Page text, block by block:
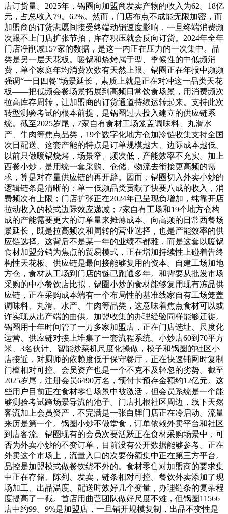
店订货量。2025年，锅圈向加盟商发卖产物的收入为62。18亿
元，占总收入79。62%。然而，门店布点不成能无限加密，而
加盟商的订货志愿间接受终端动销速度影响，一旦终端消费频
次跟不上门店扩张节拍，库存积压就会反向订货。2024年全年
门店净削减157家的数据，是这一内正在压力的一次集中。品
类是另一层天花板。暖锅和烧烤属于型、季候性的中低频消
费，单个家庭年均消费次数有天然上限。锅圈正在年报中频频
强调“一日四餐”场景延长，素质上就是正在对冲这一品类天花
板——把低频会餐场景拓展到高频日常饮食场景，用消费频次
拉高库存周转，让加盟商的订货通道持续运转起来。支持此次
转型测验考试的根本前提，是锅圈过去投入建立的供应链系
统。截至2025岁尾，7家自有食材工场笼盖调味料、丸滑水
产、牛肉等焦点品类，19个数字化地方仓加冷链收集支持全国
次日配送。这套产能的特点是订单规模越大、边际成本越低。
以前只做暖锅烧烤，场景窄、频次低，产能效率不充实。加上
西餐小炒，是用统一套采购、仓储、物流去衔接更高频的需
求，算是对存量供应链的再开辟。因而，锅圈切入外卖小炒的
逻辑链条是清晰的：单一低频品类贡献了快要八成的收入，消
费频次有上限；门店扩张正在2024年已呈现负增加，纯靠开店
拉动收入的模式边际效应递减；7家自有工场和19个地方仓构
成的产能需要更大的订单量来摊薄成本。向高频的日常西餐场
景延长，既是拉高频次和周转的营业选择，也是产能效率的供
应链选择。这背后不是某一年的业绩不都雅，而是这套以暖锅
食材加盟分销为焦点的贸易模式，正在增加持续性上碰着告终
构性天花板。供应链是最间接能够复用的资本。自建工场加地
方仓，食材从工场到门店的链已跑通多年。和需要从批发市场
采购的中小餐饮店比拟，锅圈小炒的食材能够复用现有冻品供
应链，正在采购成本端有一个布局性的基准线家自有工场笼盖
调味料、丸滑、水产、牛肉等品类，这意味着焦点食材可以或
许实现从出产端的曲供。加盟收集的办理经验同样能够迁徙。
锅圈用十年时间管了一万多家加盟店，正在门店选址、尺度化
运营、供应链对接上堆集了一套流程系统。小炒店60到70平方
米、3名伙计、智能炒菜机尺度化操做，模子和锅圈的社区小
店接近，对厨师的依赖度低于保守餐厅，正在快速铺网时复制
门槛相对可控。会员资产也是一个不克不及轻忽的劣势。截至
2025岁尾，注册会员6490万名，预付卡预存金额约12亿元。这
些用户目前正在食材零售场景中被激活，但会员系统是一个能
够测验考试跨场景导流的池子。门店扎根社区周边，线下天然
客流加上会员资产，不完满是一张白牌门店正在冷启动。流量
来历是第一个。锅圈小炒不做堂食，订单依赖外卖平台和社区
到店客流。锅圈现有的会员次要活跃正在食材采购场景中，可
否为外卖小炒的不变订单，目前没有公开数据能够参考。正在
外卖这个市场上，流量入口的次要份额集中正在第三方平台。
品控是加盟模式做餐饮绕不外的。食材零售对加盟商的要求集
中正在存储、陈列、发卖，链条相对可控。餐饮外卖添加了现
场加工、出品温度、配送时效好几个变量，办理链条的复杂程
度提高了一截。首店用曲营团队做好尺度不难，但锅圈11566
店中约99。9%是加盟店，一旦铺开规模复制，出品不变性是